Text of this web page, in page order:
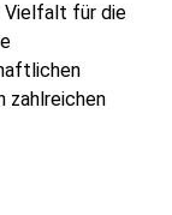
Vielfalt für die
zahlreichen